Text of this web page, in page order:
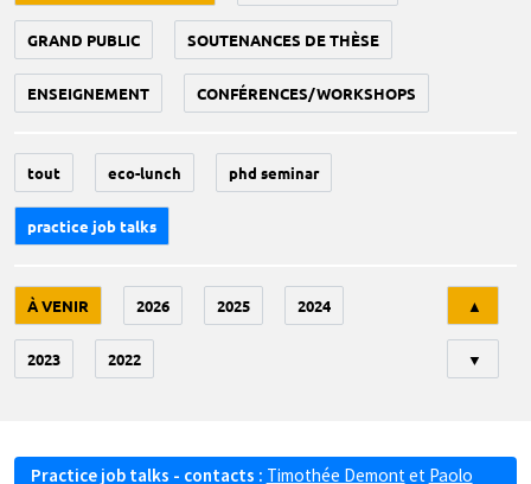
GRAND PUBLIC SOUTENANCES DE THÈSE
ENSEIGNEMENT CONFÉRENCES/WORKSHOPS
tout eco-lunch phd seminar
practice job talks
À VENIR 2026 2025 2024
2023 2022
▲
▼
Practice job talks - contacts : Timothée Demont et Paolo